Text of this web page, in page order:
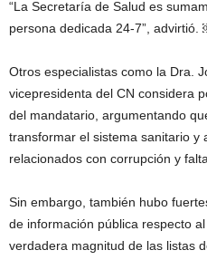
“La Secretaría de Salud es
persona dedicada 24-7”, advirtió.
Otros especialistas como la Dra.
vicepresidenta del CN considera
del mandatario, argumentando
transformar el sistema sanitario y
relacionados con corrupción y
Sin embargo, también hubo
de información pública respecto
verdadera magnitud de las listas